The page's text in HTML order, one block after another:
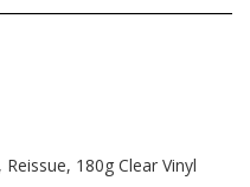
180g Clear Vinyl